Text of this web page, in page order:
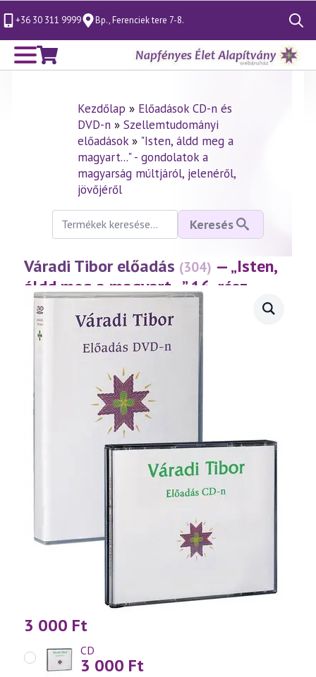
+36 30 311 9999 Bp., Ferenciek tere 7-8.
Search
for:
Kezdőlap » Előadások CD-n és
DVD-n» Szellemtudományi
előadások» "Isten, áldd meg a
magyart..." - gondolatok a
magyarság múltjáról, jelenéről,
jövőjéről
Keresés
következőre:
Keresés
Váradi Tibor előadás (304) — „Isten,
áldd meg a magyart…” 16. rész
(2003.09.12.)
3 000 Ft
CD
3 000 Ft